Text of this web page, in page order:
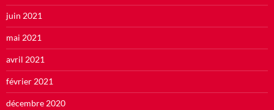
juin 2021
mai 2021
avril 2021
février 2021
décembre 2020